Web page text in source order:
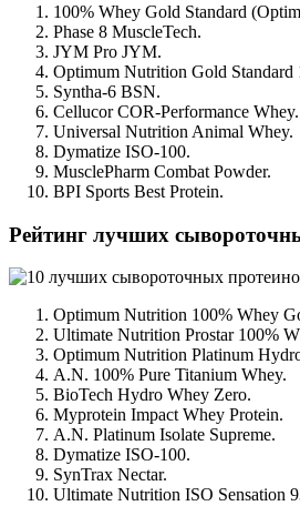
100% Whey Gold Standard
Phase 8 MuscleTech.
JYM Pro JYM.
Optimum Nutrition Gold Standard
Syntha-6 BSN.
Cellucor COR-Performance Whey.
Universal Nutrition Animal Whey.
Dymatize ISO-100.
MusclePharm Combat Powder.
BPI Sports Best Protein.
Рейтинг лучших
Optimum Nutrition 100% Whey
Ultimate Nutrition Prostar 100%
Optimum Nutrition Platinum
A.N. 100% Pure Titanium Whey.
BioTech Hydro Whey Zero.
Myprotein Impact Whey Protein.
A.N. Platinum Isolate Supreme.
Dymatize ISO-100.
SynTrax Nectar.
Ultimate Nutrition ISO Sensation